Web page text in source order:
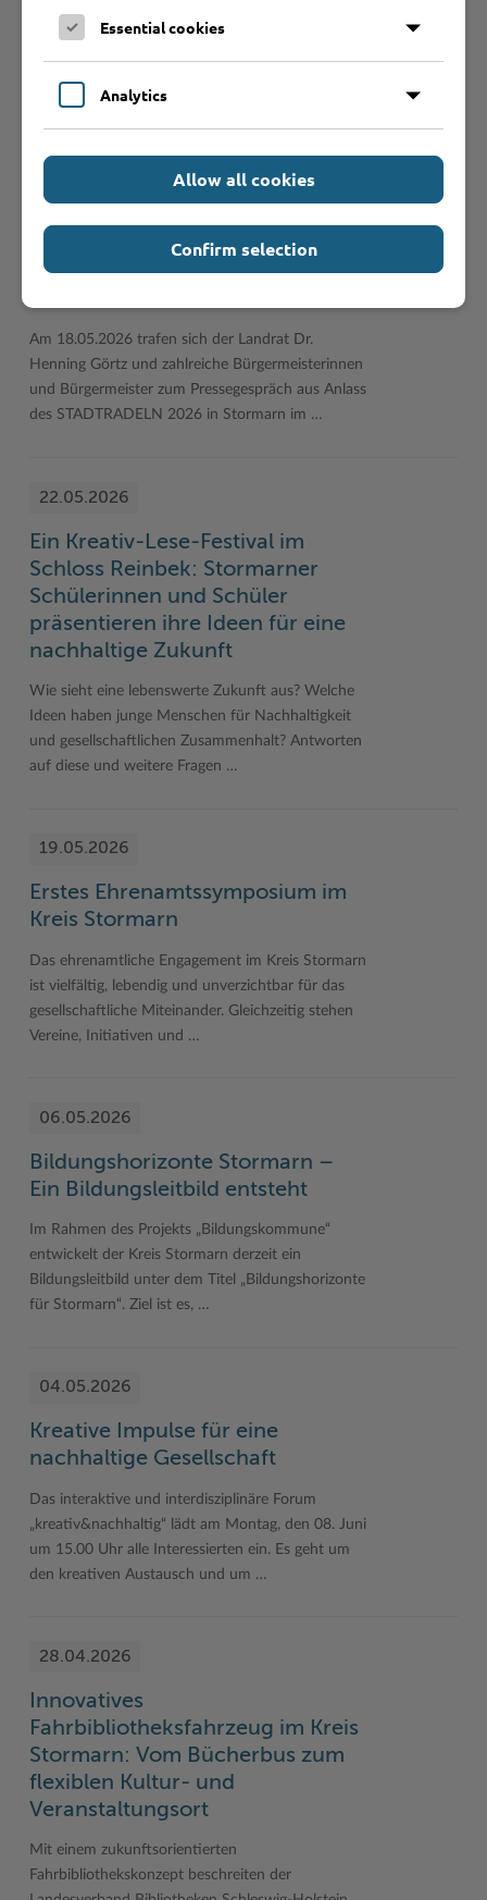
Woldenhorn-Schule eine Außenstelle in Betrieb.
Die Außenstelle für die in Ahrensburg ansässige
Schule mit dem …
Pressegespräch Stadtradeln 2026
und Bürgermeisterinnen und
Bürgermeistern der
Am 18.05.2026 trafen sich der Landrat Dr.
Henning Görtz und zahlreiche Bürgermeisterinnen
und Bürgermeister zum Pressegespräch aus Anlass
des STADTRADELN 2026 in Stormarn im …
22.05.2026
Ein Kreativ-Lese-Festival im
Schloss Reinbek: Stormarner
Schülerinnen und Schüler
präsentieren ihre Ideen für eine
nachhaltige Zukunft
Wie sieht eine lebenswerte Zukunft aus? Welche
Ideen haben junge Menschen für Nachhaltigkeit
und gesellschaftlichen Zusammenhalt? Antworten
auf diese und weitere Fragen …
19.05.2026
Erstes Ehrenamtssymposium im
Kreis Stormarn
Das ehrenamtliche Engagement im Kreis Stormarn
ist vielfältig, lebendig und unverzichtbar für das
gesellschaftliche Miteinander. Gleichzeitig stehen
Vereine, Initiativen und …
06.05.2026
Bildungshorizonte Stormarn –
Ein Bildungsleitbild entsteht
Im Rahmen des Projekts „Bildungskommune“
entwickelt der Kreis Stormarn derzeit ein
Bildungsleitbild unter dem Titel „Bildungshorizonte
für Stormarn“. Ziel ist es, …
04.05.2026
Kreative Impulse für eine
nachhaltige Gesellschaft
Das interaktive und interdisziplinäre Forum
„kreativ&nachhaltig“ lädt am Montag, den 08. Juni
um 15.00 Uhr alle Interessierten ein. Es geht um
den kreativen Austausch und um …
28.04.2026
Innovatives
Fahrbibliotheksfahrzeug im Kreis
Stormarn: Vom Bücherbus zum
flexiblen Kultur- und
Veranstaltungsort
Mit einem zukunftsorientierten
Fahrbibliothekskonzept beschreiten der
Essential cookies
Analytics
Allow all cookies
Confirm selection